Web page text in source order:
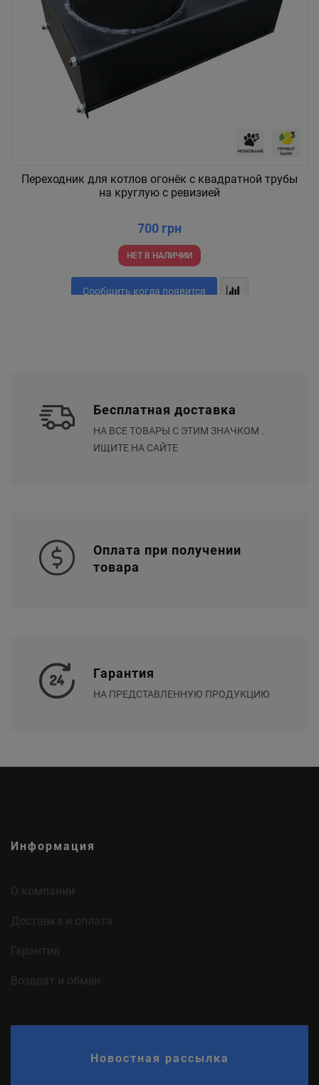
Переходник для котлов огонёк с квадратной трубы
на круглую с ревизией
700 грн
НЕТ В НАЛИЧИИ
Сообщить когда появится
Бесплатная доставка
НА ВСЕ ТОВАРЫ С ЭТИМ ЗНАЧКОМ .
ИЩИТЕ НА САЙТЕ
Оплата при получении
товара
Гарантия
НА ПРЕДСТАВЛЕННУЮ ПРОДУКЦИЮ
Информация
О компании
Доставка и оплата
Гарантия
Возврат и обмен
Новостная рассылка